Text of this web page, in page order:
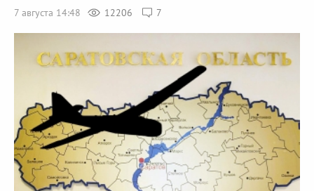
7 августа 14:48
12206 7